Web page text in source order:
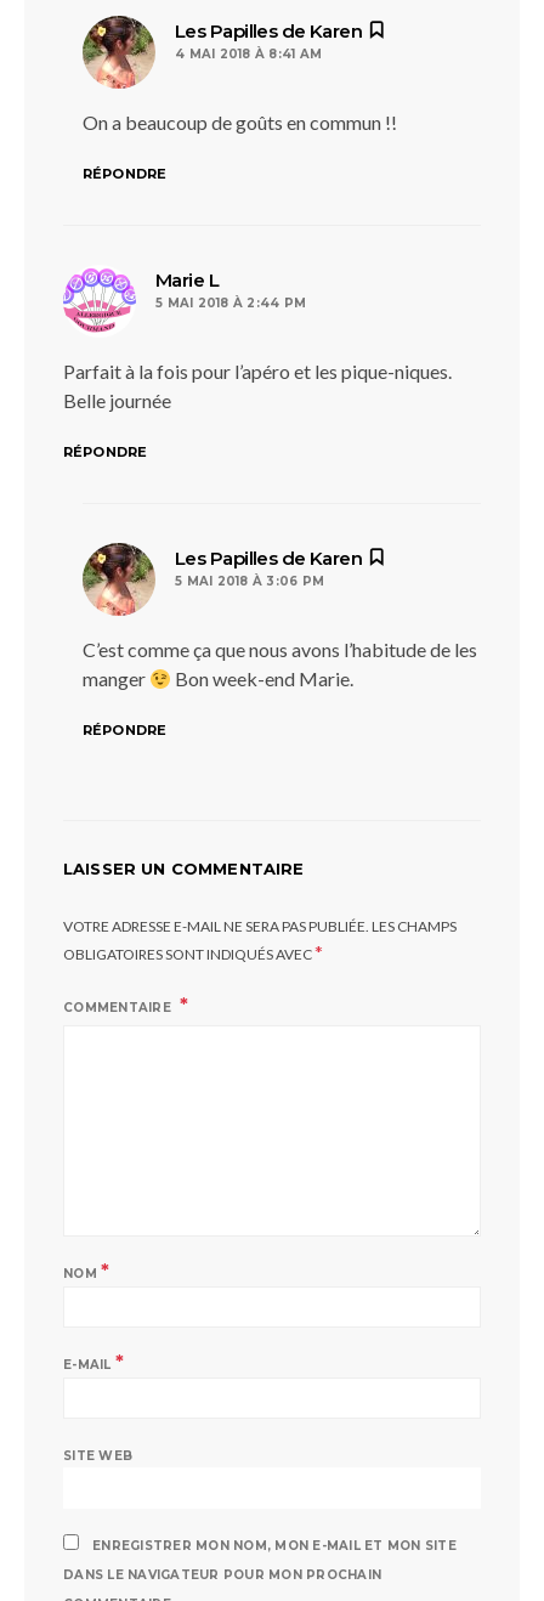
Les Papilles de Karen
4 MAI 2018 À 8:41 AM
On a beaucoup de goûts en commun !!
RÉPONDRE
Marie Ldit :
5 MAI 2018 À 2:44 PM
Parfait à la fois pour l’apéro et les pique-niques.
Belle journée
RÉPONDRE
Les Papilles de Karen
5 MAI 2018 À 3:06 PM
C’est comme ça que nous avons l’habitude de les
manger
Bon week-end Marie.
RÉPONDRE
LAISSER UN COMMENTAIRE
VOTRE ADRESSE E-MAIL NE SERA PAS PUBLIÉE. LES CHAMPS
OBLIGATOIRES SONT INDIQUÉS AVEC*
COMMENTAIRE
NOM *
E-MAIL *
SITE WEB
ENREGISTRER MON NOM, MON E-MAIL ET MON SITE
DANS LE NAVIGATEUR POUR MON PROCHAIN